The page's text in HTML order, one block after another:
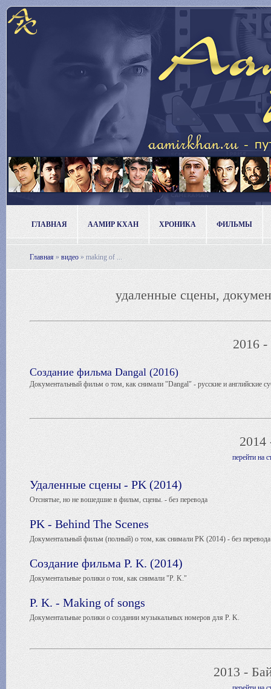
ГЛАВНАЯ ААМИР КХАН ХРОНИКА ФИЛЬМЫ
Главная » видео » making of ...
удаленные сцены,
2016
Создание фильма Dangal (2016)
Документальный фильм о том, как снимали "Dangal" - русские и английские
2014
перейти на
Удаленные сцены - PK (2014)
Отснятые, но не вошедшие в фильм, сцены. - без перевода
PK - Behind The Scenes
Документальный фильм (полный) о том, как снимали PK (2014) - без перевода
Создание фильма P. K. (2014)
Документальные ролики о том, как снимали "P. K."
P. K. - Making of songs
Документальные ролики о создании музыкальных номеров для P. K.
2013 -